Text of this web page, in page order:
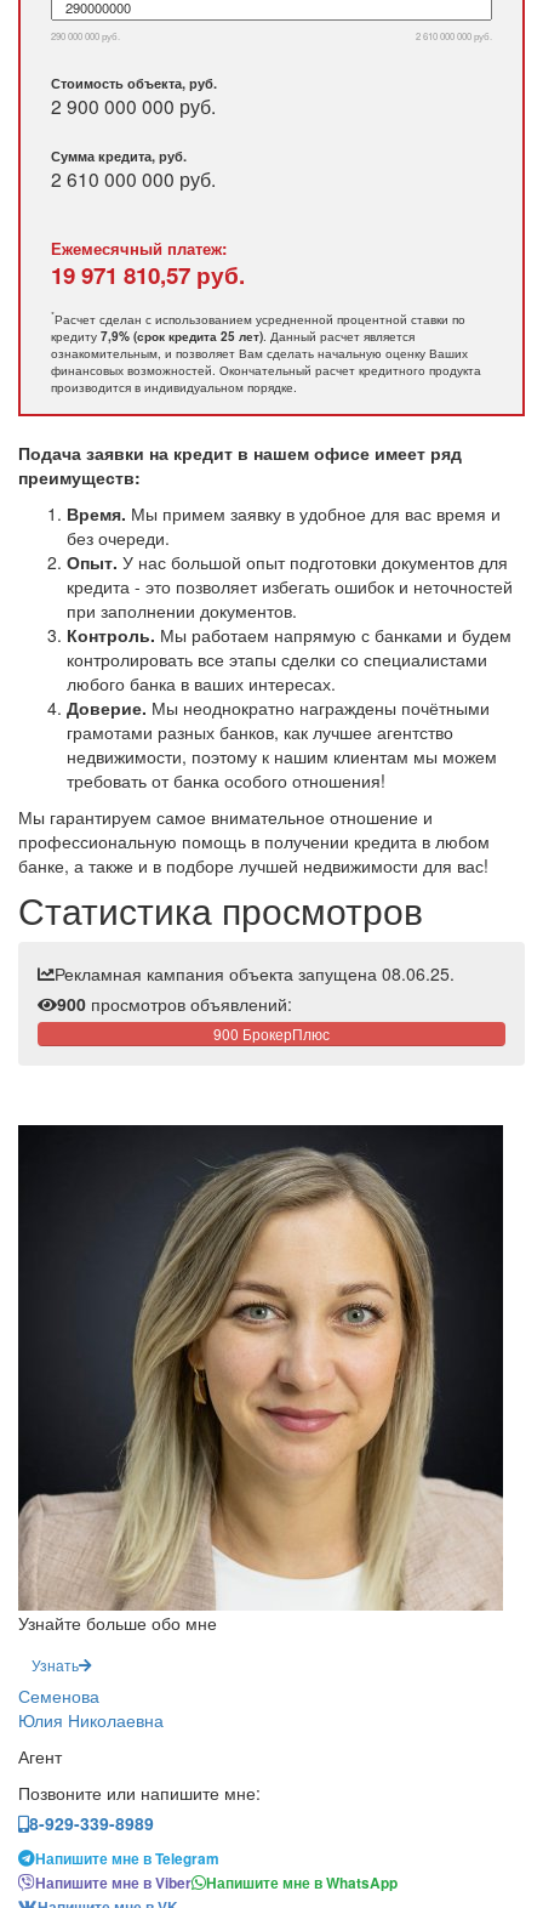
290 000 000 руб. 2 610 000 000 руб.
Стоимость объекта, руб.
2 900 000 000 руб.
Сумма кредита, руб.
2 610 000 000 руб.
Ежемесячный платеж:
19 971 810,57 руб.
*Расчет сделан с использованием усредненной процентной ставки по
кредиту 7,9% (срок кредита 25 лет). Данный расчет является
ознакомительным, и позволяет Вам сделать начальную оценку Ваших
финансовых возможностей. Окончательный расчет кредитного продукта
производится в индивидуальном порядке.
Подача заявки на кредит в нашем офисе имеет ряд
преимуществ:
Время. Мы примем заявку в удобное для вас время и
без очереди.
Опыт. У нас большой опыт подготовки документов для
кредита - это позволяет избегать ошибок и неточностей
при заполнении документов.
Контроль. Мы работаем напрямую с банками и будем
контролировать все этапы сделки со специалистами
любого банка в ваших интересах.
Доверие. Мы неоднократно награждены почётными
грамотами разных банков, как лучшее агентство
недвижимости, поэтому к нашим клиентам мы можем
требовать от банка особого отношения!
Мы гарантируем самое внимательное отношение и
профессиональную помощь в получении кредита в любом
банке, а также и в подборе лучшей недвижимости для вас!
Статистика просмотров
Рекламная кампания объекта запущена 08.06.25.
900 просмотров объявлений:
900 БрокерПлюс
Узнайте больше обо мне
Узнать
Семенова
Юлия Николаевна
Агент
Позвоните или напишите мне:
8-929-339-8989
Напишите мне в Telegram
Напишите мне в Viber
Напишите мне в WhatsApp